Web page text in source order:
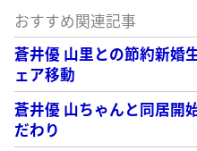
おすすめ関連記事
蒼井優 山里との節約新婚
ェア移動
蒼井優 山ちゃんと同居開
だわり